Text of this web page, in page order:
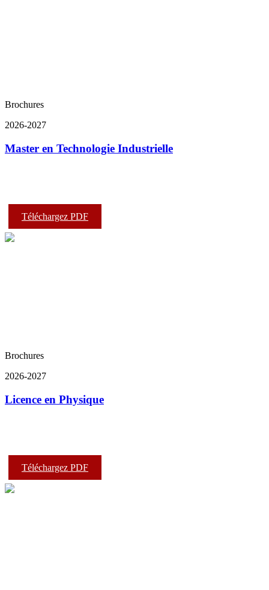
Brochures
2026-2027
Master en Technologie Industrielle
Téléchargez PDF
Brochures
2026-2027
Licence en Physique
Téléchargez PDF